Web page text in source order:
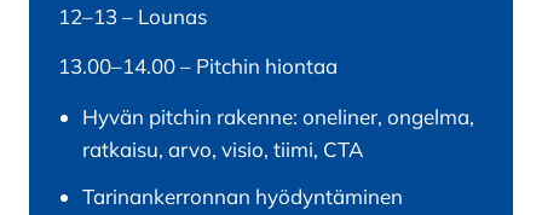
12–13 – Lounas
13.00–14.00 – Pitchin hiontaa
Hyvän pitchin rakenne: oneliner, ongelma,
ratkaisu, arvo, visio, tiimi, CTA
Tarinankerronnan hyödyntäminen